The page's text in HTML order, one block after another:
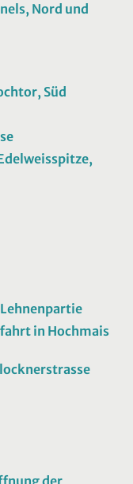
Nord und
Süd
in Hochmais
der